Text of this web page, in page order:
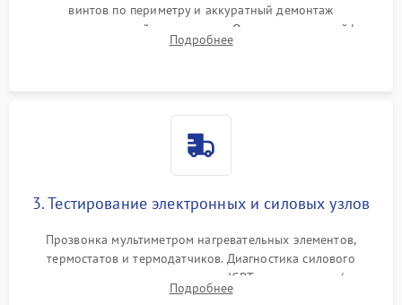
винтов по периметру и аккуратный демонтаж
стеклокерамической поверхности. Отсоединение шлейфов
сенсорного блока для доступа к силовым платам, катушкам
Подробнее
3. Тестирование электронных и силовых узлов
Прозвонка мультиметром нагревательных элементов,
термостатов и термодатчиков. Диагностика силового
модуля, реле, диодных мостов и IGBT-транзисторов (для
индукции). Проверка кранов и газ-контроля (для газовых
Подробнее